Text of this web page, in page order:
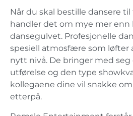
Når du skal bestille dansere
handler det om mye mer enn
dansegulvet. Profesjonelle
spesiell atmosfære som løfter
nytt nivå. De bringer med seg
utførelse og den type
kollegaene dine vil snakke
etterpå.